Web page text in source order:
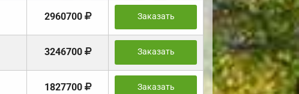
2960700 Заказать
3246700 Заказать
1827700 Заказать